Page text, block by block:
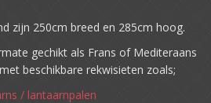
zijn 250cm breed en 285cm hoog.
gechikt als Frans of Mediteraans
beschikbare rekwisieten zoals;
/ lantaarnpalen